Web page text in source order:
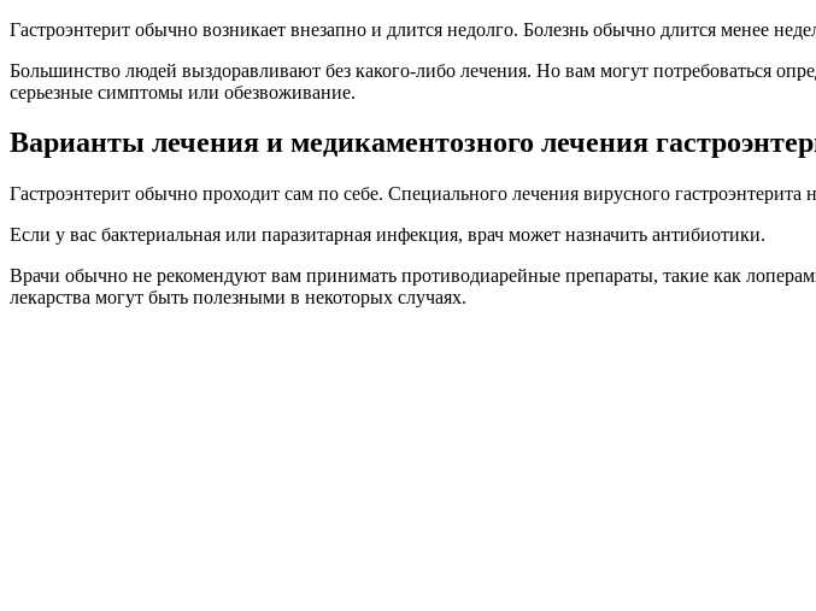
Гастроэнтерит обычно возникает внезапно и длится недолго. Болезнь обычно длится менее
Большинство людей выздоравливают без какого-либо лечения. Но вам могут потребоваться
серьезные симптомы или обезвоживание.
Варианты лечения и медикаментозного лечения
Гастроэнтерит обычно проходит сам по себе. Специального лечения вирусного гастроэнтерита
Если у вас бактериальная или паразитарная инфекция, врач может назначить антибиотики.
Врачи обычно не рекомендуют вам принимать противодиарейные препараты, такие как
лекарства могут быть полезными в некоторых случаях.